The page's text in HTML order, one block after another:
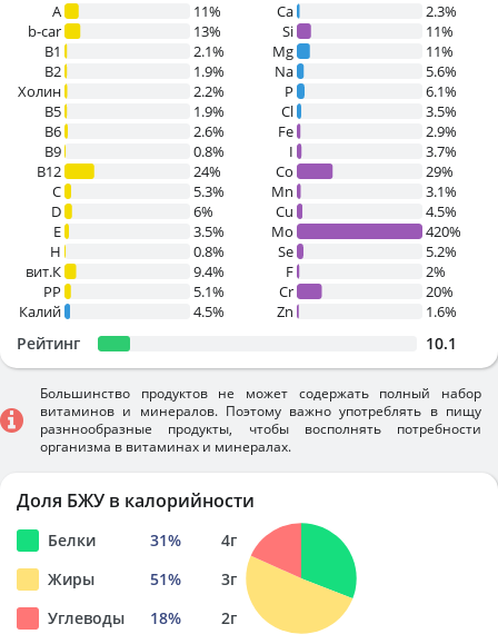
A
11%
b-car
13%
В1
2.1%
B2
1.9%
Холин
2.2%
B5
1.9%
B6
2.6%
B9
0.8%
B12
24%
C
5.3%
D
6%
E
3.5%
H
0.8%
вит.К
9.4%
PP
5.1%
Калий
4.5%
Ca
2.3%
Si
11%
Mg
11%
Na
5.6%
P
6.1%
Cl
3.5%
Fe
2.9%
I
3.7%
Co
29%
Mn
3.1%
Cu
4.5%
Mo
420%
Se
5.2%
F
2%
Cr
20%
Zn
1.6%
Рейтинг 10.1
Большинство продуктов не может содержать полный набор
витаминов и минералов. Поэтому важно употреблять в пищу
разннообразные продукты, чтобы восполнять потребности
организма в витаминах и минералах.
Доля БЖУ в калорийности
Белки 31% 4г
Жиры
51% 3г
Углеводы
18% 2г